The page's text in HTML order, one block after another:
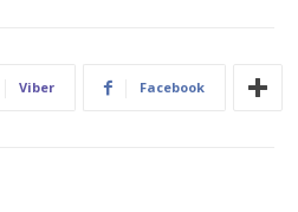
Viber Facebook